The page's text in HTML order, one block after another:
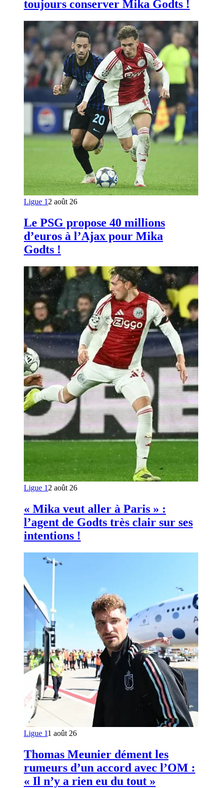
toujours conserver Mika Godts !
Ligue 1 2 août 26
Le PSG propose 40 millions
d’euros à l’Ajax pour Mika
Godts !
Ligue 1 2 août 26
« Mika veut aller à Paris » :
l’agent de Godts très clair sur ses
intentions !
Ligue 11 août 26
Thomas Meunier dément les
rumeurs d’un accord avec l’OM :
« Il n’y a rien eu du tout »